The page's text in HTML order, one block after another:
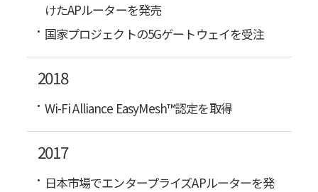
けたAPルーターを発売
国家プロジェクトの5Gゲートウェイを受注
2018
Wi-Fi Alliance EasyMesh™認定を取得
2017
日本市場でエンタープライズAPルーターを発